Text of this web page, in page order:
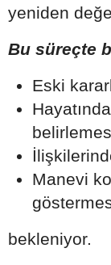
yeniden
Bu süreçte
Eski
Manevi
bekleniyor.